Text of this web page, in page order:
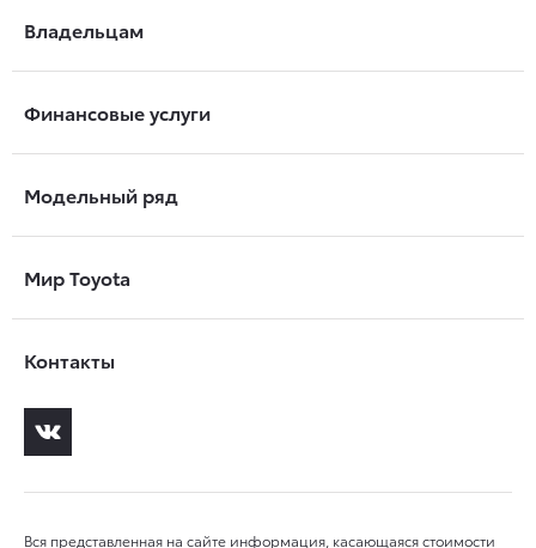
Владельцам
Финансовые услуги
Модельный ряд
Мир Toyota
Контакты
Вся представленная на сайте информация, касающаяся стоимости